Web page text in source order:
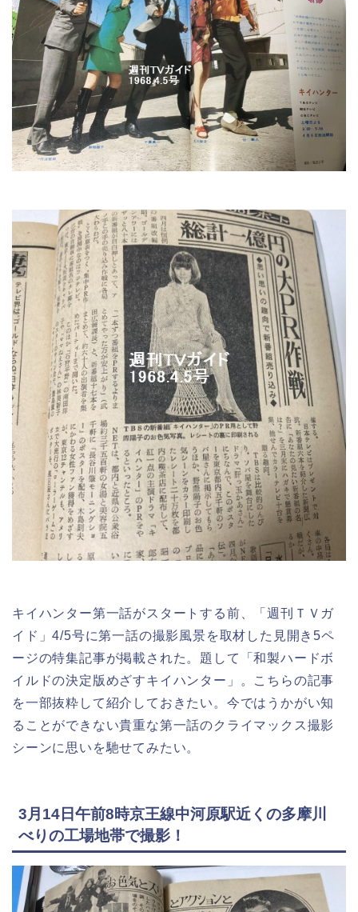
キイハンター第一話がスタートする前、「週刊ＴＶガ
イド」4/5号に第一話の撮影風景を取材した見開き5ペ
ージの特集記事が掲載された。題して「和製ハードボ
イルドの決定版めざすキイハンター」。こちらの記事
を一部抜粋して紹介しておきたい。今ではうかがい知
ることができない貴重な第一話のクライマックス撮影
シーンに思いを馳せてみたい。
3月14日午前8時京王線中河原駅近くの多摩川
べりの工場地帯で撮影！